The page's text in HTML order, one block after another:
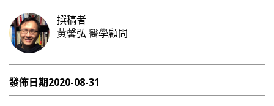
撰稿者
黃馨弘 醫學顧問
發佈日期2020-08-31